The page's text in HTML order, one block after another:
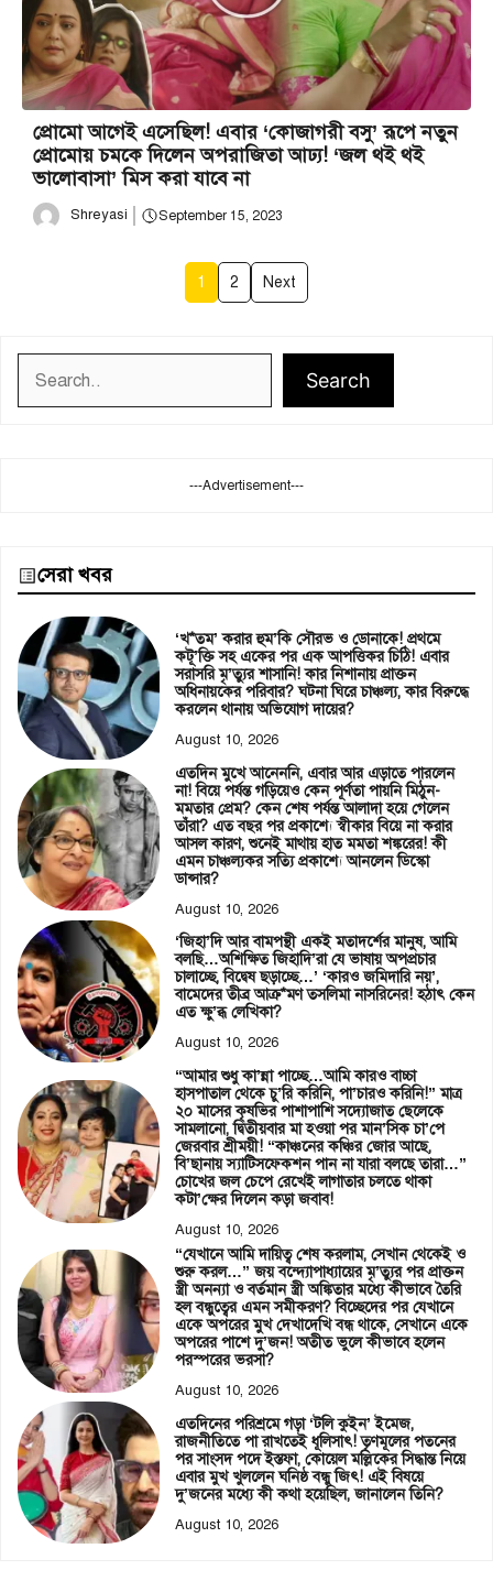
প্রোমো আগেই এসেছিল! এবার ‘কোজাগরী বসু’ রূপে নতুন
প্রোমোয় চমকে দিলেন অপরাজিতা আঢ্য! ‘জল থ‌ই থ‌ই
ভালোবাসা’ মিস করা যাবে না
Shreyasi September 15, 2023
1 2 Next
Search
---Advertisement---
সেরা খবর
‘খ*তম’ করার হুম’কি সৌরভ ও ডোনাকে! প্রথমে
কটূ’ক্তি সহ একের পর এক আপত্তিকর চিঠি! এবার
সরাসরি মৃ’ত্যুর শাসানি! কার নিশানায় প্রাক্তন
অধিনায়কের পরিবার? ঘটনা ঘিরে চাঞ্চল্য, কার বিরুদ্ধে
করলেন থানায় অভিযোগ দায়ের?
August 10, 2026
এতদিন মুখে আনেননি, এবার আর এড়াতে পারলেন
না! বিয়ে পর্যন্ত গড়িয়েও কেন পূর্ণতা পায়নি মিঠুন-
মমতার প্রেম? কেন শেষ পর্যন্ত আলাদা হয়ে গেলেন
তাঁরা? এত বছর পর প্রকাশ্যে স্বীকার বিয়ে না করার
আসল কারণ, শুনেই মাথায় হাত মমতা শঙ্করের! কী
এমন চাঞ্চল্যকর সত্যি প্রকাশ্যে আনলেন ডিস্কো
ডান্সার?
August 10, 2026
‘জিহা’দি আর বামপন্থী একই মতাদর্শের মানুষ, আমি
বলছি…অশিক্ষিত জিহাদি’রা যে ভাষায় অপপ্রচার
চালাচ্ছে, বিদ্বেষ ছড়াচ্ছে…’ ‘কারও জমিদারি নয়’,
বামেদের তীব্র আক্র*মণ তসলিমা নাসরিনের! হঠাৎ কেন
এত ক্ষু’ব্ধ লেখিকা?
August 10, 2026
“আমার শুধু কা’ন্না পাচ্ছে…আমি কারও বাচ্চা
হাসপাতাল থেকে চু’রি করিনি, পা’চারও করিনি!” মাত্র
২০ মাসের কৃষভির পাশাপাশি সদ্যোজাত ছেলেকে
সামলানো, দ্বিতীয়বার মা হওয়া পর মান’সিক চা’পে
জেরবার শ্রীময়ী! “কাঞ্চনের কঞ্চির জোর আছে,
বি’ছানায় স্যাটিসফেকশন পান না যারা বলছে তারা…”
চোখের জল চেপে রেখেই লাগাতার চলতে থাকা
কটা’ক্ষের দিলেন কড়া জবাব!
August 10, 2026
“যেখানে আমি দায়িত্ব শেষ করলাম, সেখান থেকেই ও
শুরু করল…” জয় বন্দ্যোপাধ্যায়ের মৃ’ত্যুর পর প্রাক্তন
স্ত্রী অনন্যা ও বর্তমান স্ত্রী অঙ্কিতার মধ্যে কীভাবে তৈরি
হল বন্ধুত্বের এমন সমীকরণ? বিচ্ছেদের পর যেখানে
একে অপরের মুখ দেখাদেখি বন্ধ থাকে, সেখানে একে
অপরের পাশে দু’জন! অতীত ভুলে কীভাবে হলেন
পরস্পরের ভরসা?
August 10, 2026
এতদিনের পরিশ্রমে গড়া ‘টলি কুইন’ ইমেজ,
রাজনীতিতে পা রাখতেই ধূলিসাৎ! তৃণমূলের পতনের
পর সাংসদ পদে ইস্তফা, কোয়েল মল্লিকের সিদ্ধান্ত নিয়ে
এবার মুখ খুললেন ঘনিষ্ঠ বন্ধু জিৎ! এই বিষয়ে
দু’জনের মধ্যে কী কথা হয়েছিল, জানালেন তিনি?
August 10, 2026